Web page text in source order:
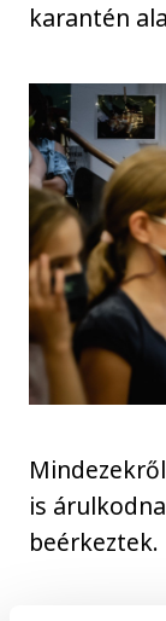
karantén
is
beérkeztek.